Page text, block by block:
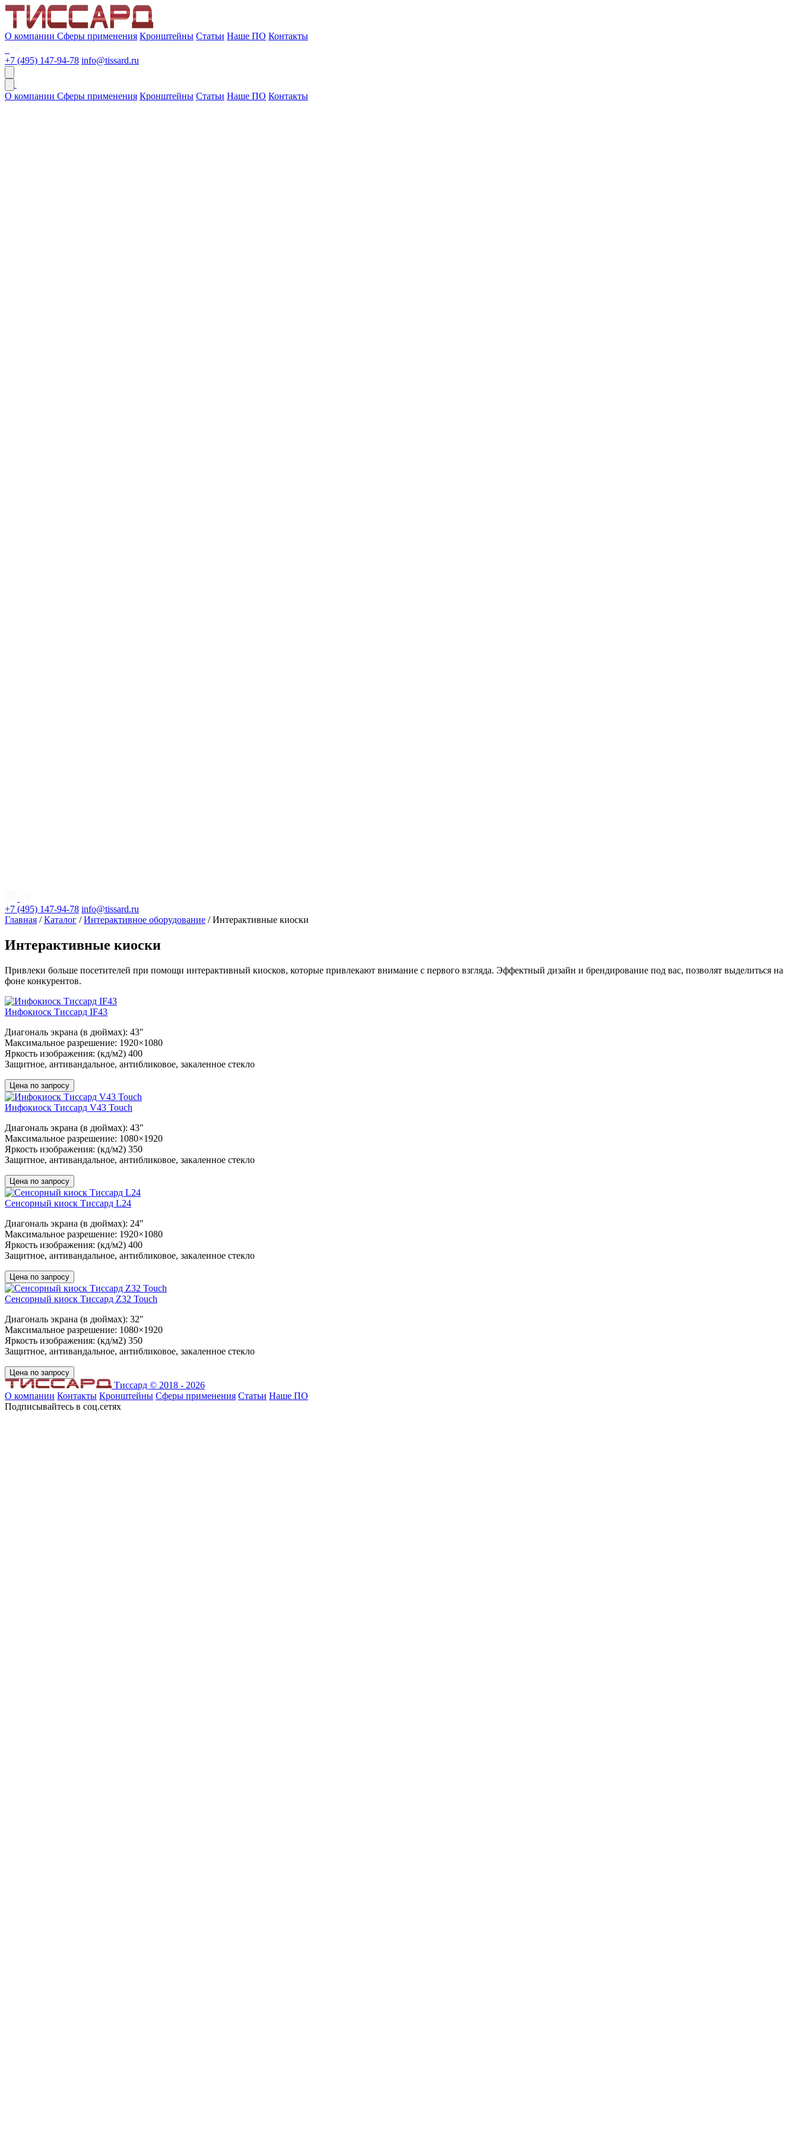
О компании Сферы применения Кронштейны Статьи Наше ПО Контакты
+7 (495) 147-94-78 info@tissard.ru
О компании Сферы применения Кронштейны Статьи Наше ПО Контакты
+7 (495) 147-94-78 info@tissard.ru
Главная /Каталог /Интерактивное оборудование / Интерактивные киоски
Интерактивные киоски
Привлеки больше посетителей при помощи интерактивный киосков, которые привлекают внимание с первого взгляда. Эффектный дизайн и брендирование под вас, позволят выделиться на
фоне конкурентов.
Инфокиоск Тиссард IF43
Диагональ экрана (в дюймах): 43″
Максимальное разрешение: 1920×1080
Яркость изображения: (кд/м2) 400
Защитное, антивандальное, антибликовое, закаленное стекло
Цена по запросу
Инфокиоск Тиссард V43 Touch
Диагональ экрана (в дюймах): 43″
Максимальное разрешение: 1080×1920
Яркость изображения: (кд/м2) 350
Защитное, антивандальное, антибликовое, закаленное стекло
Цена по запросу
Сенсорный киоск Тиссард L24
Диагональ экрана (в дюймах): 24″
Максимальное разрешение: 1920×1080
Яркость изображения: (кд/м2) 400
Защитное, антивандальное, антибликовое, закаленное стекло
Цена по запросу
Сенсорный киоск Тиссард Z32 Touch
Диагональ экрана (в дюймах): 32″
Максимальное разрешение: 1080×1920
Яркость изображения: (кд/м2) 350
Защитное, антивандальное, антибликовое, закаленное стекло
Цена по запросу
Тиссард © 2018 - 2026
О компании Контакты Кронштейны Сферы применения Статьи Наше ПО
Подписывайтесь в соц.сетях